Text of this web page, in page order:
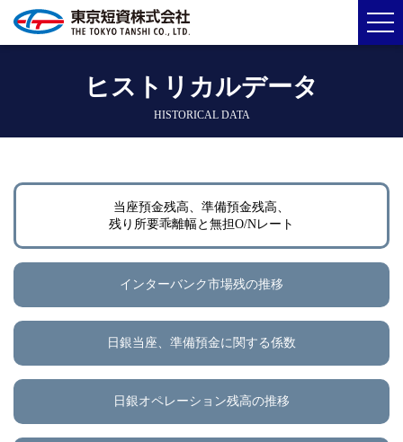
ヒストリカルデータ
HISTORICAL DATA
当座預金残高、準備預金残高、
残り所要乖離幅と無担O/Nレート
インターバンク市場残の推移
日銀当座、準備預金に関する係数
日銀オペレーション残高の推移